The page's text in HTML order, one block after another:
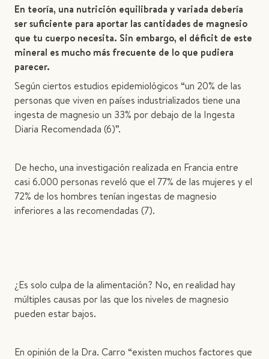
En teoría, una nutrición equilibrada y variada debería
ser suficiente para aportar las cantidades de magnesio
que tu cuerpo necesita. Sin embargo, el déficit de este
mineral es mucho más frecuente de lo que pudiera
parecer.
Según ciertos estudios epidemiológicos “un 20% de las
personas que viven en países industrializados tiene una
ingesta de magnesio un 33% por debajo de la Ingesta
Diaria Recomendada (6)”.
De hecho, una investigación realizada en Francia entre
casi 6.000 personas reveló que el 77% de las mujeres y el
72% de los hombres tenían ingestas de magnesio
inferiores a las recomendadas (7).
¿Es solo culpa de la alimentación? No, en realidad hay
múltiples causas por las que los niveles de magnesio
pueden estar bajos.
En opinión de la Dra. Carro “existen muchos factores que